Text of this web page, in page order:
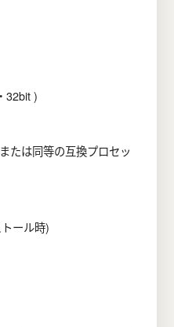
32bit )
たは同等の互換プロセッ
ール時)